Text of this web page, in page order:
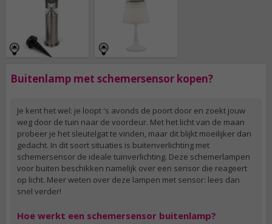
Buitenlamp met schemersensor kopen?
Je kent het wel: je loopt 's avonds de poort door en zoekt jouw
weg door de tuin naar de voordeur. Met het licht van de maan
probeer je het sleutelgat te vinden, maar dit blijkt moeilijker dan
gedacht. In dit soort situaties is buitenverlichting met
schemersensor de ideale tuinverlichting. Deze schemerlampen
voor buiten beschikken namelijk over een sensor die reageert
op licht. Meer weten over deze lampen met sensor: lees dan
snel verder!
Hoe werkt een schemersensor buitenlamp?